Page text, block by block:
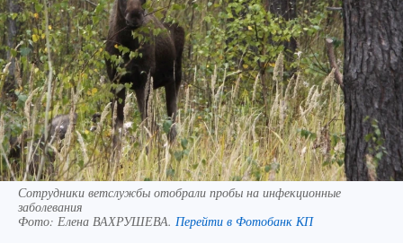
Сотрудники ветслужбы отобрали пробы на инфекционные
заболевания
Фото: Елена ВАХРУШЕВА. Перейти в Фотобанк КП